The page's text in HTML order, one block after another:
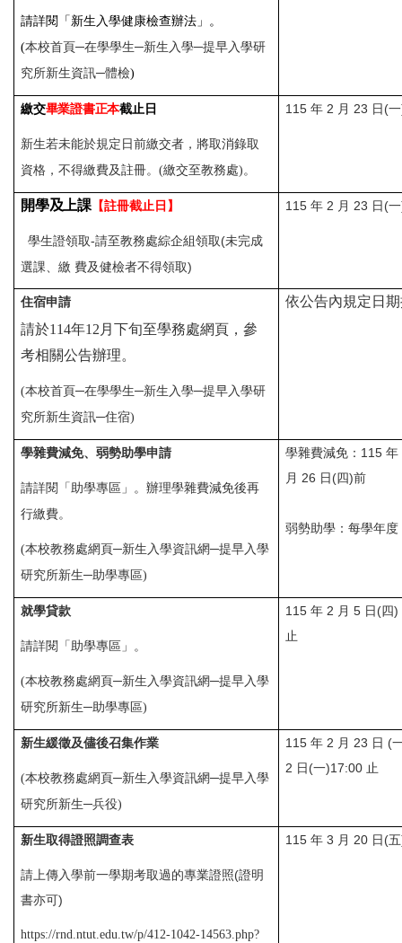
請詳閱「新生入學健康檢查辦法」。
(本校首頁─在學學生─新生入學─提早入學研
究所新生資訊─體檢)
繳交畢業證書正本截止日
新生若未能於規定日前繳交者，將取消錄取
資格，不得繳費及註冊。(繳交至教務處)。
115 年 2 月 23 日(
開學及 上課【註冊截止日】
學生證領取-請至教務處綜企組領取(未完成
選課、繳 費及健檢者不得領取)
115 年 2 月 23 日(
住宿申請
請於114年12月下旬至學務處網頁，參
考相關公告辦理。
(本校首頁─在學學生─新生入學─提早入學研
究所新生資訊─住宿)
依公告內規定日
學雜費減免、弱勢助學申請
請詳閱「助學專區」。辦理學雜費減免後再
行繳費。
(本校教務處網頁─新生入學資訊網─提早入學
研究所新生─助學專區)
學雜費減免：115
月 26 日(四)前
弱勢助學：每學年度
就學貸款
請詳閱「助學專區」。
(本校教務處網頁─新生入學資訊網─提早入學
研究所新生─助學專區)
115 年 2 月 5 日(四
止
新生緩徵及儘後召集作業
(本校教務處網頁─新生入學資訊網─提早入學
研究所新生─兵役)
115 年 2 月 23 日 (
2 日(一)17:00 止
新生取得證照調查表
請上傳入學前一學期考取過的專業證照(證明
書亦可)
https://rnd.ntut.edu.tw/p/412-1042-14563.php?
115 年 3 月 20 日(